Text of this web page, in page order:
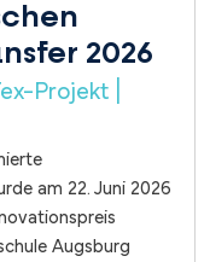
2026
Projekt |
am 22. Juni 2026
Augsburg